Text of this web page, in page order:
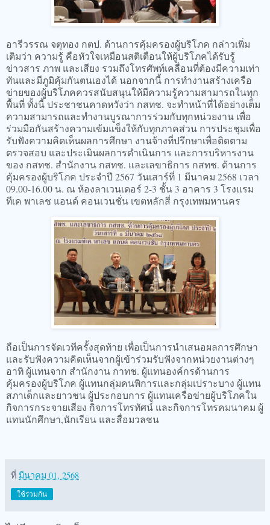
อารีวรรณ จตุทอง กตป. ด้านการคุ้มครองผู้บริโภค กล่าวเพิ่ม
เติมว่า ความรู้ คือหัวใจเหมือนสติเตือนให้ผู้บริโภคได้รับรู้
ข่าวสาร ภาพ และเสียง รวมถึงโทรศัพท์เคลื่อนที่ต้องมีความเท่า
ทันและมีภูมิคุ้มกันตนเองได้ นอกจากนี้ การทำงานสร้างเครือ
ข่ายของผู้บริโภคควรสนับสนุนให้มีความรู้ความสามารถในทุก
พื้นที่ ทั้งนี้ ประชาชนคาดหวังว่า กสทช. จะทำหน้าที่ได้อย่างเต็ม
ความสามารถและทำงานบูรณาการร่วมกับทุกหน่วยงาน เพื่อ
ร่วมมือกันสร้างความเข้มแข็งให้กับทุกภาคส่วน การประชุมเพื่อ
รับฟังความคิดเห็นผลการศึกษา งานจ้างที่ปรึกษาเพื่อติดตาม
ตรวจสอบ และประเมินผลการดำเนินการ และการบริหารงาน
ของ กสทช. สำนักงาน กสทช. และเลขาธิการ กสทช. ด้านการ
คุ้มครองผู้บริโภค ประจำปี 2567 วันเสาร์ที่ 1 มีนาคม 2568 เวลา
09.00-16.00 น. ณ ห้องลาเวนเดอร์ 2-3 ชั้น 3 อาคาร 3 โรงแรม
ทีเค พาเลช แอนด์ คอนเวนชั่น เขตหลักสี่ กรุงเทพมหานคร
ถือเป็นการจัดเวทีครั้งสุดท้าย เพื่อเป็นการนำเสนอผลการศึกษา
และรับฟังความคิดเห็นจากผู้เข้าร่วมรับฟังจากหน่วยงานต่างๆ
อาทิ ผู้แทนจาก สำนักงาน กาทช. ผู้แทนองค์กรด้านการ
คุ้มครองผู้บริโภค ผู้แทนกลุ่มคนพิการและกลุ่มเปราะบาง ผู้แทน
สภาเด็กและยาวชน ผู้ประกอบการ ผู้แทนเครือข่ายผู้บริโภคใน
กิจการกระจายเสียง กิจการโทรทัศน์ และกิจการโทรคมนาคม ผู้
แทนนักศึกษา,นักเรียน และสื่อมวลชน
ที่ มีนาคม 01, 2568
ใช้ร่วมกัน